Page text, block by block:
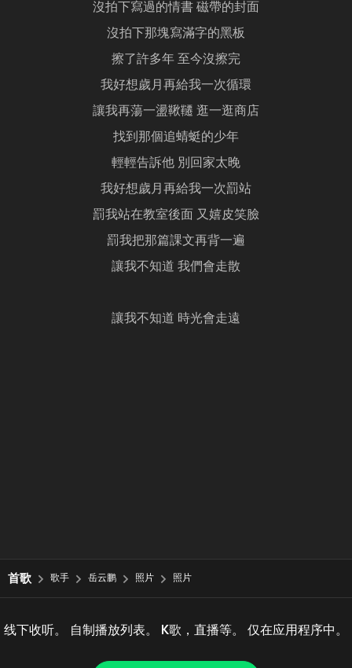
沒拍下寫過的情書 磁帶的封面
沒拍下那塊寫滿字的黑板
擦了許多年 至今沒擦完
我好想歲月再給我一次循環
讓我再蕩一盪鞦韆 逛一逛商店
找到那個追蜻蜓的少年
輕輕告訴他 別回家太晚
我好想歲月再給我一次罰站
罰我站在教室後面 又嬉皮笑臉
罰我把那篇課文再背一遍
讓我不知道 我們會走散
讓我不知道 時光會走遠
首歌 歌手 岳云鹏 照片 照片
线下收听。 自制播放列表。 K歌，直播等。 仅在应用程序中。